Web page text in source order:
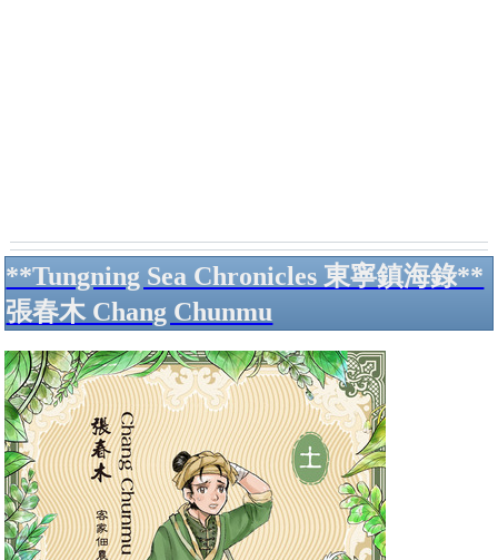
**Tungning Sea Chronicles 東寧鎮海錄**
張春木 Chang Chunmu